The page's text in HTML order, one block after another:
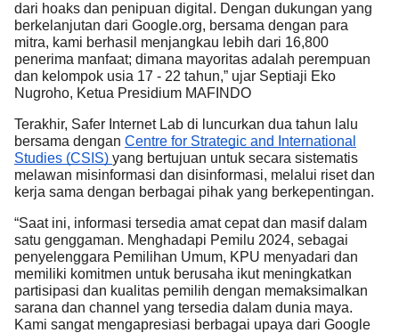
dari hoaks dan penipuan digital. Dengan dukungan yang
berkelanjutan dari Google.org, bersama dengan para
mitra, kami berhasil menjangkau lebih dari 16,800
penerima manfaat; dimana mayoritas adalah perempuan
dan kelompok usia 17 - 22 tahun,” ujar Septiaji Eko
Nugroho, Ketua Presidium MAFINDO
Terakhir, Safer Internet Lab di luncurkan dua tahun lalu
bersama dengan Centre for Strategic and International
Studies (CSIS) yang bertujuan untuk secara sistematis
melawan misinformasi dan disinformasi, melalui riset dan
kerja sama dengan berbagai pihak yang berkepentingan.
“Saat ini, informasi tersedia amat cepat dan masif dalam
satu genggaman. Menghadapi Pemilu 2024, sebagai
penyelenggara Pemilihan Umum, KPU menyadari dan
memiliki komitmen untuk berusaha ikut meningkatkan
partisipasi dan kualitas pemilih dengan memaksimalkan
sarana dan channel yang tersedia dalam dunia maya.
Kami sangat mengapresiasi berbagai upaya dari Google